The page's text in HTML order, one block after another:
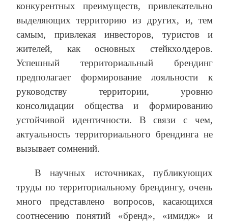
конкурентных преимуществ, привлекательно
выделяющих территорию из других, и, тем
самым, привлекая инвесторов, туристов и
жителей, как основных стейкхолдеров.
Успешный территориальный брендинг
предполагает формирование лояльности к
руководству территории, уровню
консолидации общества и формированию
устойчивой идентичности. В связи с чем,
актуальность территориального брендинга не
вызывает сомнений.
В научных источниках, публикующих
труды по территориальному брендингу, очень
много представлено вопросов, касающихся
соотнесению понятий «бренд», «имидж» и